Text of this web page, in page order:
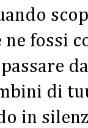
ne fossi
di
in